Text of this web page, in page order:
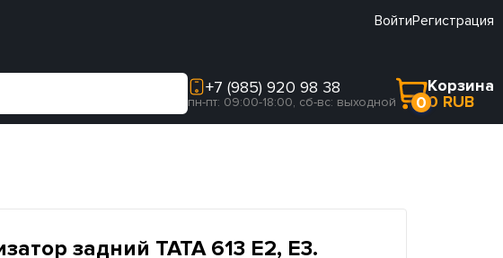
ВойтиРегистрация
+7 (985) 920 98 38
пн-пт: 09:00-18:00, сб-вс: выходной 0
Корзина
0 RUB
задний TATA 613 E2, E3.